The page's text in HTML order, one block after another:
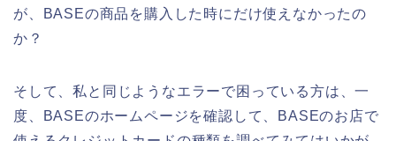
が、BASEの商品を購入した時にだけ使えなかったの
か？
そして、私と同じようなエラーで困っている方は、一
度、BASEのホームページを確認して、BASEのお店で